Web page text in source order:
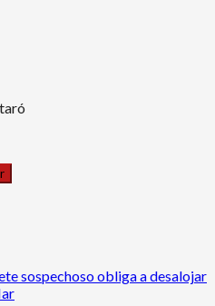
sospechoso obliga a desalojar